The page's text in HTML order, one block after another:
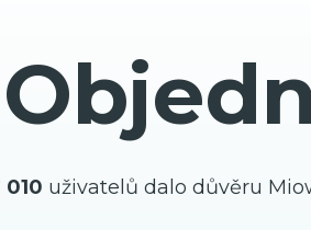
010 uživatelů dalo důvěru